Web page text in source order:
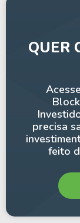
QUER
precisa
feito